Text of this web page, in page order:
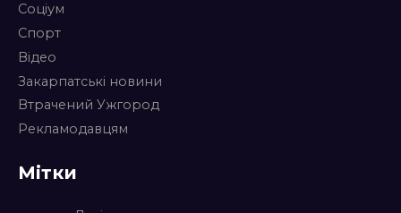
Соціум
Спорт
Відео
Закарпатські новини
Втрачений Ужгород
Рекламодавцям
Мітки